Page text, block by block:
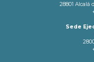
28801 Alcalá
Sede